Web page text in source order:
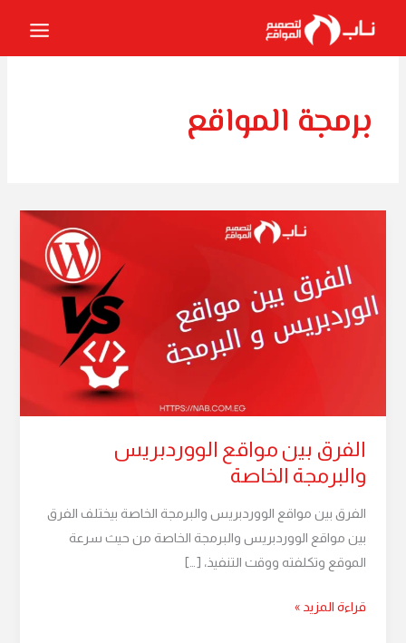
المحتوى
برمجة المواقع
الفرق بين مواقع الووردبريس
والبرمجة الخاصة
الفرق بين مواقع الووردبريس والبرمجة الخاصة بيختلف الفرق
بين مواقع الووردبريس والبرمجة الخاصة من حيث سرعة
الموقع وتكلفته ووقت التنفيذ، […]
مواقع
الووردبريس
والبرمجة
قراءة المزيد »